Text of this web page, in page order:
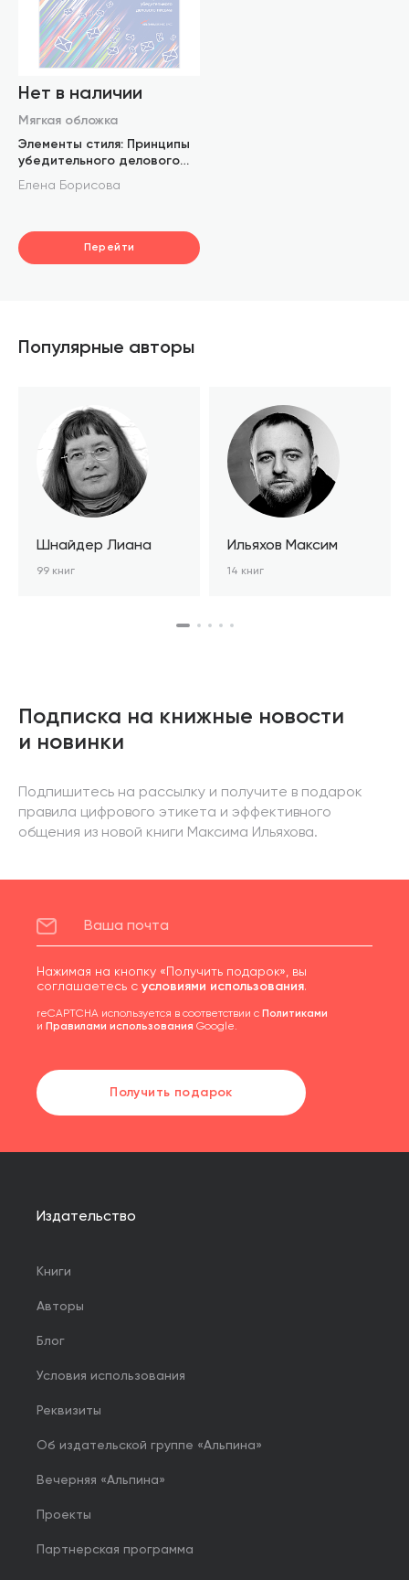
Нет в наличии
Мягкая обложка
Элементы стиля: Принципы
убедительного делового
письма
Елена Борисова
Перейти
Популярные авторы
Шнайдер Лиана
99 книг
Ильяхов Максим
14 книг
Подписка на книжные новости
и новинки
Подпишитесь на рассылку и получите в подарок
правила цифрового этикета и эффективного
общения из новой книги Максима Ильяхова.
Нажимая на кнопку «Получить подарок», вы
соглашаетесь с условиями использования.
reCAPTCHA используется в соответствии с Политиками
и Правилами использования Google.
Получить подарок
Издательство
Книги
Авторы
Блог
Условия использования
Реквизиты
Об издательской группе «Альпина»
Вечерняя «Альпина»
Проекты
Партнерская программа